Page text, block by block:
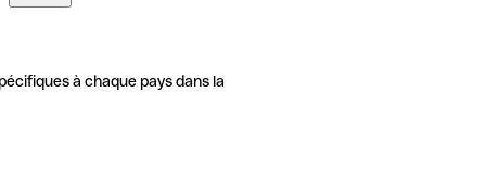
à chaque pays dans la